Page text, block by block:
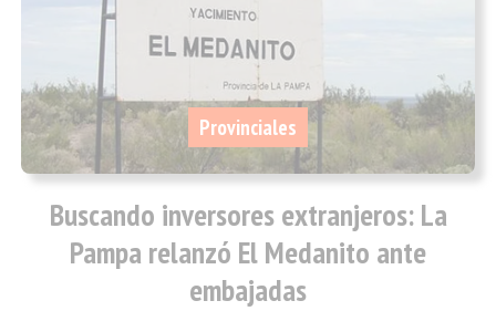
Buscando inversores extranjeros: La
Pampa relanzó El Medanito ante
embajadas
Provinciales